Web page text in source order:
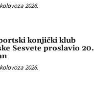
2026.
konjički klub
Sesvete proslavio 20.
2026.